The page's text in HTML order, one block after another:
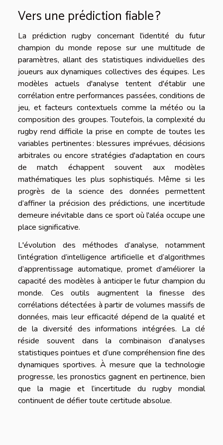
Vers une prédiction fiable ?
La prédiction rugby concernant l'identité du futur
champion du monde repose sur une multitude de
paramètres, allant des statistiques individuelles des
joueurs aux dynamiques collectives des équipes. Les
modèles actuels d'analyse tentent d'établir une
corrélation entre performances passées, conditions de
jeu, et facteurs contextuels comme la météo ou la
composition des groupes. Toutefois, la complexité du
rugby rend difficile la prise en compte de toutes les
variables pertinentes : blessures imprévues, décisions
arbitrales ou encore stratégies d'adaptation en cours
de match échappent souvent aux modèles
mathématiques les plus sophistiqués. Même si les
progrès de la science des données permettent
d’affiner la précision des prédictions, une incertitude
demeure inévitable dans ce sport où l'aléa occupe une
place significative.
L'évolution des méthodes d’analyse, notamment
l’intégration d’intelligence artificielle et d’algorithmes
d’apprentissage automatique, promet d’améliorer la
capacité des modèles à anticiper le futur champion du
monde. Ces outils augmentent la finesse des
corrélations détectées à partir de volumes massifs de
données, mais leur efficacité dépend de la qualité et
de la diversité des informations intégrées. La clé
réside souvent dans la combinaison d’analyses
statistiques pointues et d’une compréhension fine des
dynamiques sportives. À mesure que la technologie
progresse, les pronostics gagnent en pertinence, bien
que la magie et l’incertitude du rugby mondial
continuent de défier toute certitude absolue.